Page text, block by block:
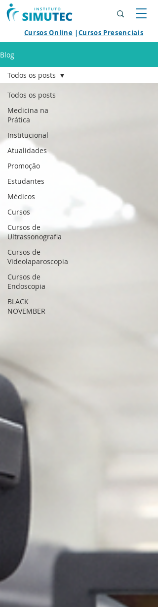
Cursos Online |Cursos Presenciais
Blog
Todos os posts
Medicina na
Prática
Institucional
Atualidades
Promoção
Estudantes
Médicos
Cursos
Cursos de
Ultrassonografia
Cursos de
Videolaparoscopia
Cursos de
Endoscopia
BLACK
NOVEMBER
Todos os posts